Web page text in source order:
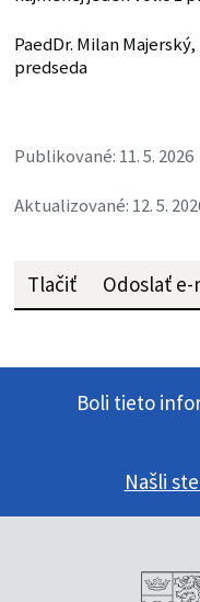
PaedDr. Milan Majerský,
predseda
Publikované: 11. 5. 2026
Aktualizované: 12. 5.
Tlačiť Odoslať
Boli tieto
Našli